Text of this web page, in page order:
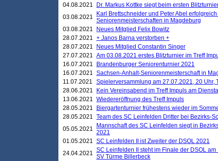
04.08.2021
Dr. Markus Kottke siegt beim ersten
03.08.2021
Karl Brettschneider und Peter Abel
Seniorenmeisterschaften in Magdeburg
03.08.2021
Neues Mitglied Felix Bowitz
28.07.2021 + Janos Barna verstorben +
28.07.2021
Neues Mitglied Constantin Singer
27.07.2021 Am 03.08.2021 erstes Blitzturnier im Treff
16.07.2021
Brandenburger Seniorenturnier 2021
16.07.2021 Sachsen-Anhalt-Seniorenmeisterschaft in
11.07.2021
Spielerversammlung am 27.07.2021, 20 Uhr,
28.06.2021
Kein Vereinsabend im Treff Impuls am
13.06.2021 Wiedereröffnung des Treff Impuls
28.05.2021
Biergartenturnier frühestens wieder im
28.05.2021 Team des SC Leinfelden Dritter bei Bezirks-
05.05.2021
Mannschaft des SC Leinfelden siegt in
2021
01.05.2021 SC Leinfelden II ist Zweiter der DSOL 2021
24.04.2021 SC Leinfelden II steht im Finale der DSOL
SV Türme Billerbeck